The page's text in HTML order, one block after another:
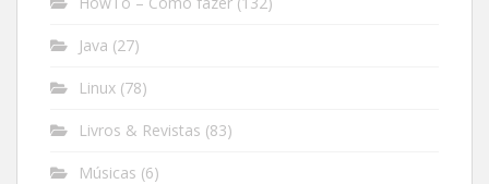
Java (27)
Linux (78)
Livros & Revistas (83)
Músicas (6)